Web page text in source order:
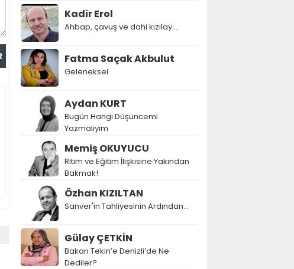
Kadir Erol
Ahbap, çavuş ve dahi kızılay...
Fatma Saçak Akbulut
Geleneksel
Aydan KURT
Bugün Hangi Düşüncemi
Yazmalıyım
Memiş OKUYUCU
Ritim ve Eğitim İlişkisine Yakından
Bakmak!
Özhan KIZILTAN
Sanver'in Tahliyesinin Ardından…
Gülay ÇETKİN
Bakan Tekin’e Denizli’de Ne
Dediler?